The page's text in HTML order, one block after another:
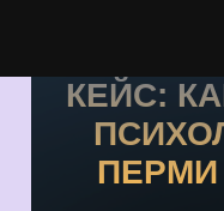
КЕЙС:
ПЕРМИ